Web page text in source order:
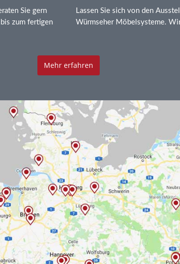
Sie gern
zum fertigen
Lassen Sie sich von den
Würmseher Möbelsysteme.
Mehr erfahren